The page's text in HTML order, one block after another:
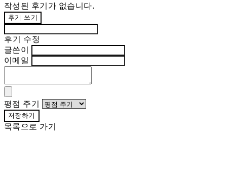
작성된 후기가 없습니다.
후기 쓰기
후기 수정
글쓴이
이메일
평점 주기
저장하기
목록으로 가기